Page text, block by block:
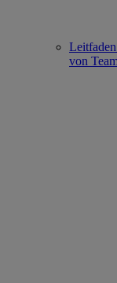
von